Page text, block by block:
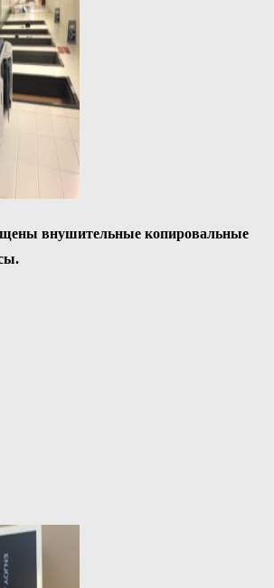
внушительные копировальные